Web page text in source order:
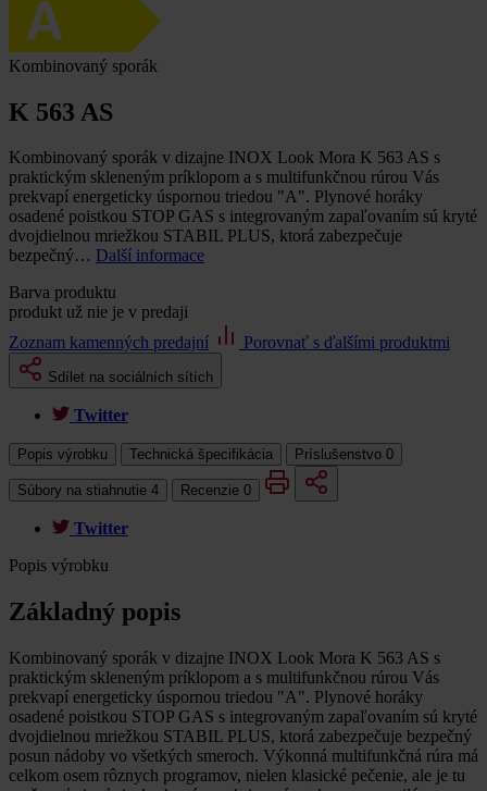
Kombinovaný sporák
K 563 AS
Kombinovaný sporák v dizajne INOX Look Mora K 563 AS s
praktickým skleneným príklopom a s multifunkčnou rúrou Vás
prekvapí energeticky úspornou triedou "A". Plynové horáky
osadené poistkou STOP GAS s integrovaným zapaľovaním sú kryté
dvojdielnou mriežkou STABIL PLUS, ktorá zabezpečuje
bezpečný… Další informace
Barva produktu
produkt už nie je v predaji
Zoznam kamenných predajní
Porovnať s ďalšími produktmi
Sdílet na sociálních sítích
Twitter
Popis výrobku Technická špecifikácia Príslušenstvo 0
Súbory na stiahnutie 4 Recenzie 0
Twitter
Popis výrobku
Základný popis
Kombinovaný sporák v dizajne INOX Look Mora K 563 AS s
praktickým skleneným príklopom a s multifunkčnou rúrou Vás
prekvapí energeticky úspornou triedou "A". Plynové horáky
osadené poistkou STOP GAS s integrovaným zapaľovaním sú kryté
dvojdielnou mriežkou STABIL PLUS, ktorá zabezpečuje bezpečný
posun nádoby vo všetkých smeroch. Výkonná multifunkčná rúra má
celkom osem rôznych programov, nielen klasické pečenie, ale je tu